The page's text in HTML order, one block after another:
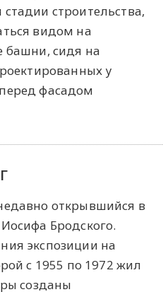
строительства,
видом на
башни, сидя на
у
фасадом
открывшийся в
Бродского.
экспозиции на
с 1955 по 1972 жил
созданы